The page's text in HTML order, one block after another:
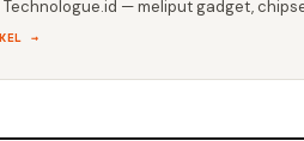
— meliput gadget,
→